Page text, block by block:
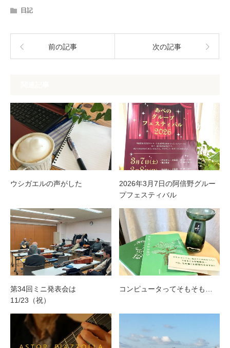
日記
前の記事 次の記事
ウシガエルの声がした
2026年3月7日の阿倍野グルー
プフェスティバル
第34回ミニ発表会は
11/23（祝）
コンピュータってそもそも…